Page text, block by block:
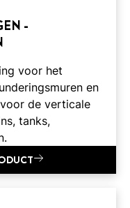
-
voor het
en
de verticale
tanks,